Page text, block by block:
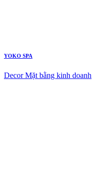
YOKO SPA
Decor Mặt bằng kinh doanh